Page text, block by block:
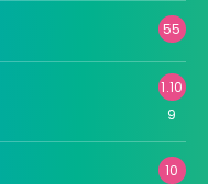
55
1.10
9
10